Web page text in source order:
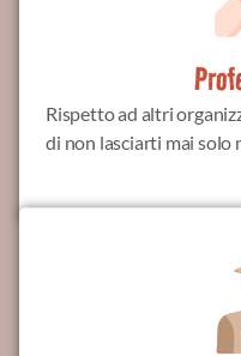
Rispetto ad altri
di non lasciarti mai solo